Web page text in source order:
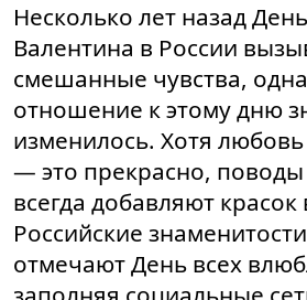
Несколько лет назад
Валентина в России
смешанные чувства,
отношение к этому дню
изменилось. Хотя
— это прекрасно, поводы
всегда добавляют
Российские
отмечают День всех